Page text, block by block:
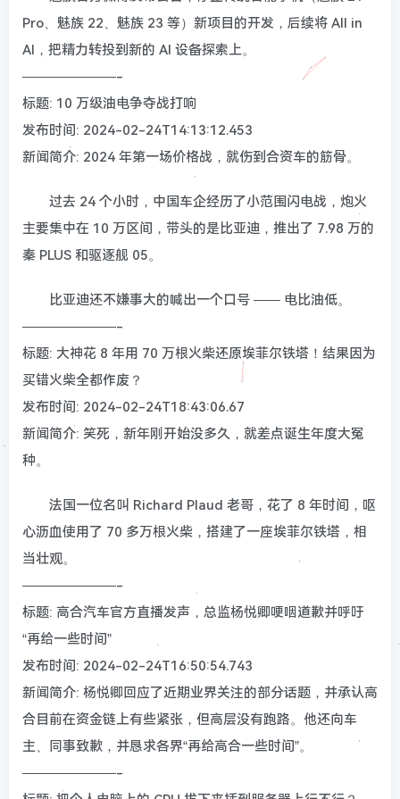
Pro、魅族 22、魅族 23 等）新项目的开发，后续将 All in
AI，把精力转投到新的 AI 设备探索上。
———————-
标题: 10 万级油电争夺战打响
发布时间: 2024-02-24T14:13:12.453
新闻简介: 2024 年第一场价格战，就伤到合资车的筋骨。
过去 24 个小时，中国车企经历了小范围闪电战，炮火
主要集中在 10 万区间，带头的是比亚迪，推出了 7.98 万的
秦 PLUS 和驱逐舰 05。
比亚迪还不嫌事大的喊出一个口号 —— 电比油低。
———————-
标题: 大神花 8 年用 70 万根火柴还原埃菲尔铁塔！结果因为
买错火柴全都作废？
发布时间: 2024-02-24T18:43:06.67
新闻简介: 笑死，新年刚开始没多久，就差点诞生年度大冤
种。
法国一位名叫 Richard Plaud 老哥，花了 8 年时间，呕
心沥血使用了 70 多万根火柴，搭建了一座埃菲尔铁塔，相
当壮观。
———————-
标题: 高合汽车官方直播发声，总监杨悦卿哽咽道歉并呼吁
“再给一些时间”
发布时间: 2024-02-24T16:50:54.743
新闻简介: 杨悦卿回应了近期业界关注的部分话题，并承认高
合目前在资金链上有些紧张，但高层没有跑路。他还向车
主、同事致歉，并恳求各界“再给高合一些时间”。
———————-